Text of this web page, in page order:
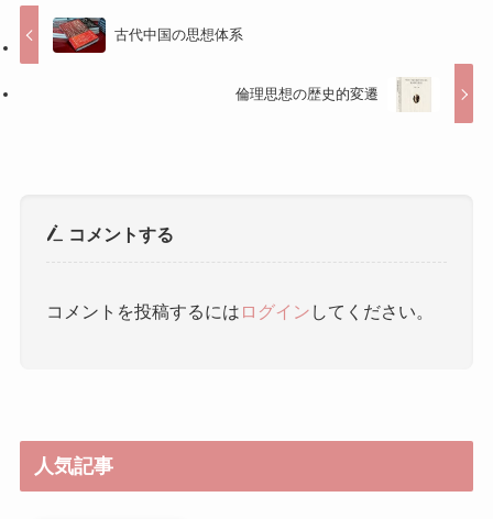
古代中国の思想体系
倫理思想の歴史的変遷
コメントする
コメントを投稿するには ログイン してください。
人気記事